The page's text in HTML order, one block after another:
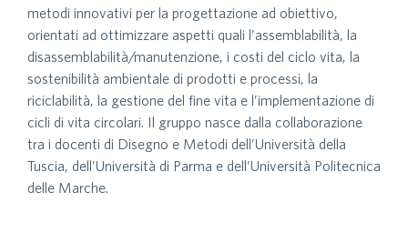
metodi innovativi per la progettazione ad obiettivo,
orientati ad ottimizzare aspetti quali l’assemblabilità, la
disassemblabilità/manutenzione, i costi del ciclo vita, la
sostenibilità ambientale di prodotti e processi, la
riciclabilità, la gestione del fine vita e l’implementazione di
cicli di vita circolari. Il gruppo nasce dalla collaborazione
tra i docenti di Disegno e Metodi dell’Università della
Tuscia, dell’Università di Parma e dell’Università Politecnica
delle Marche.